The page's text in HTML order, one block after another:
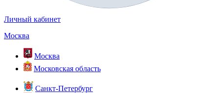
Личный кабинет
Москва
Москва
Московская область
Санкт-Петербург